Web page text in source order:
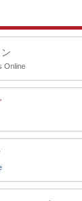
Online